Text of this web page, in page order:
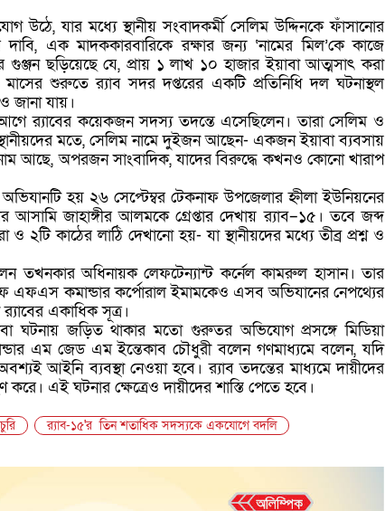
উঠে, যার মধ্যে স্থানীয় সংবাদকর্মী সেলিম উদ্দিনকে ফাঁসানোর
দাবি, এক মাদককারবারিকে রক্ষার জন্য ‘নামের মিল’কে কাজে
গুঞ্জন ছড়িয়েছে যে, প্রায় ১ লাখ ১০ হাজার ইয়াবা আত্মসাৎ করা
মাসের শুরুতে র‍্যাব সদর দপ্তরের একটি প্রতিনিধি দল ঘটনাস্থল
জানা যায়।
র‍্যাবের কয়েকজন সদস্য তদন্তে এসেছিলেন। তারা সেলিম ও
মতে, সেলিম নামে দুইজন আছেন- একজন ইয়াবা ব্যবসায়
আছে, অপরজন সাংবাদিক, যাদের বিরুদ্ধে কখনও কোনো খারাপ
হয় ২৬ সেপ্টেম্বর টেকনাফ উপজেলার হ্নীলা ইউনিয়নের
জাহাঙ্গীর আলমকে গ্রেপ্তার দেখায় র‍্যাব–১৫। তবে জব্দ
ও ২টি কাঠের লাঠি দেখানো হয়- যা স্থানীয়দের মধ্যে তীব্র প্রশ্ন ও
তখনকার অধিনায়ক লেফটেন্যান্ট কর্নেল কামরুল হাসান। তার
এফএস কমান্ডার কর্পোরাল ইমামকেও এসব অভিযানের নেপথ্যের
একাধিক সূত্র।
ঘটনায় জড়িত থাকার মতো গুরুতর অভিযোগ প্রসঙ্গে মিডিয়া
এম জেড এম ইন্তেকাব চৌধুরী বলেন গণমাধ্যমে বলেন, যদি
আইনি ব্যবস্থা নেওয়া হবে। র‍্যাব তদন্তের মাধ্যমে দায়ীদের
করে। এই ঘটনার ক্ষেত্রেও দায়ীদের শাস্তি পেতে হবে।
র‌্যাব-১৫'র তিন শতাধিক সদস্যকে একযোগে বদলি